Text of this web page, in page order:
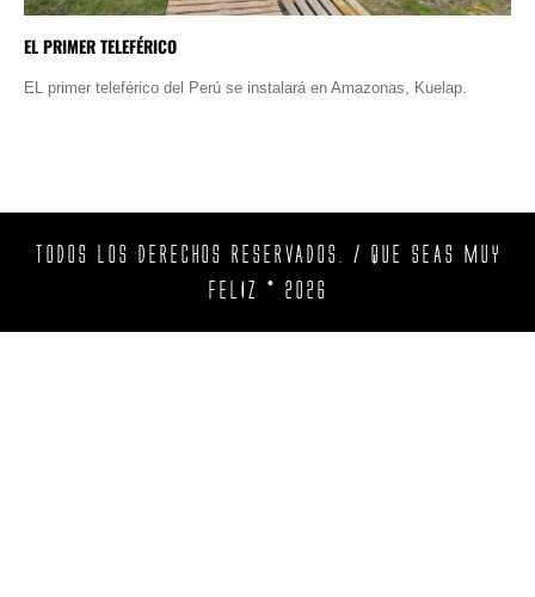
EL PRIMER TELEFÉRICO
EL primer teleférico del Perú se instalará en Amazonas, Kuelap.
TODOS LOS DERECHOS RESERVADOS. / QUE SEAS MUY
FELIZ © 2026